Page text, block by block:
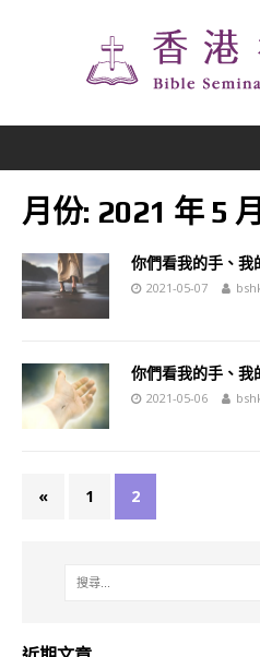
月份: 2021 年 5 月
你們看我的手、
2021-05-07
你們看我的手、
2021-05-06
« 1 2